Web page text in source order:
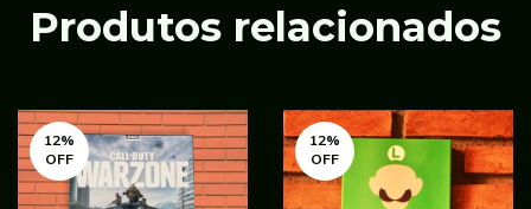
Produtos relacionados
12%
OFF
12%
OFF